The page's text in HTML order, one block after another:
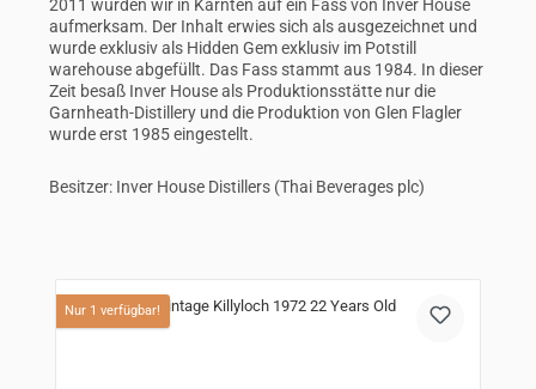
2011 wurden wir in Kärnten auf ein Fass von Inver House
aufmerksam. Der Inhalt erwies sich als ausgezeichnet und
wurde exklusiv als Hidden Gem exklusiv im Potstill
warehouse abgefüllt. Das Fass stammt aus 1984. In dieser
Zeit besaß Inver House als Produktionsstätte nur die
Garnheath-Distillery und die Produktion von Glen Flagler
wurde erst 1985 eingestellt.
Besitzer: Inver House Distillers (Thai Beverages plc)
Nur 1 verfügbar!